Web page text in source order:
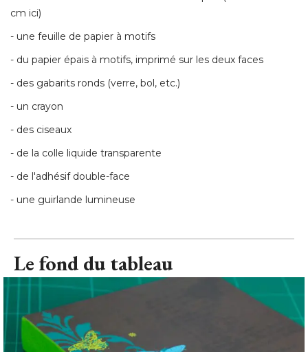
- des gabarits ronds (verre, bol, etc.)
- un crayon
- des ciseaux
- de la colle liquide transparente
- de l'adhésif double-face
- une guirlande lumineuse
Le fond du tableau